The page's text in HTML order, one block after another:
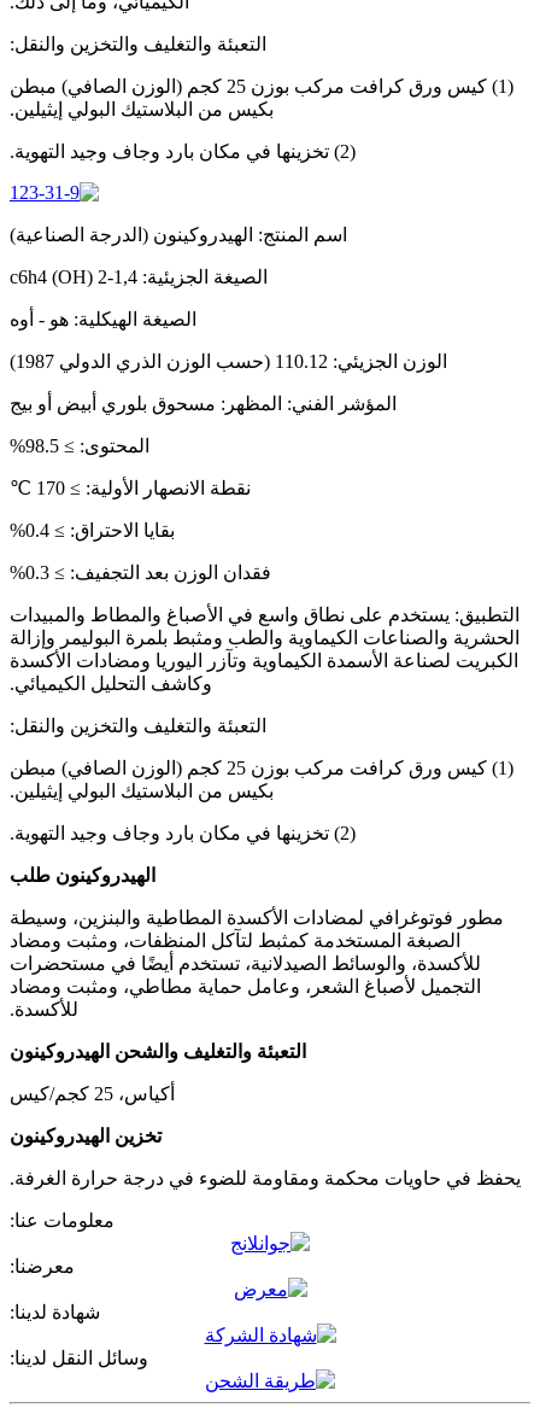
التعبئة والتغليف والتخزين والنقل:
(1) كيس ورق كرافت مركب بوزن 25 كجم (الوزن الصافي) مبطن
بكيس من البلاستيك البولي إيثيلين.
(2) تخزينها في مكان بارد وجاف وجيد التهوية.
اسم المنتج: الهيدروكينون (الدرجة الصناعية)
الصيغة الجزيئية: 1,4-c6h4 (OH) 2
الصيغة الهيكلية: هو - أوه
الوزن الجزيئي: 110.12 (حسب الوزن الذري الدولي 1987)
المؤشر الفني: المظهر: مسحوق بلوري أبيض أو بيج
المحتوى: ≥ 98.5%
نقطة الانصهار الأولية: ≥ 170 ℃
بقايا الاحتراق: ≥ 0.4%
فقدان الوزن بعد التجفيف: ≥ 0.3%
التطبيق: يستخدم على نطاق واسع في الأصباغ والمطاط والمبيدات
الحشرية والصناعات الكيماوية والطب ومثبط بلمرة البوليمر وإزالة
الكبريت لصناعة الأسمدة الكيماوية وتآزر اليوريا ومضادات الأكسدة
وكاشف التحليل الكيميائي.
التعبئة والتغليف والتخزين والنقل:
(1) كيس ورق كرافت مركب بوزن 25 كجم (الوزن الصافي) مبطن
بكيس من البلاستيك البولي إيثيلين.
(2) تخزينها في مكان بارد وجاف وجيد التهوية.
الهيدروكينون طلب
مطور فوتوغرافي لمضادات الأكسدة المطاطية والبنزين، وسيطة
الصبغة المستخدمة كمثبط لتآكل المنظفات، ومثبت ومضاد
للأكسدة، والوسائط الصيدلانية، تستخدم أيضًا في مستحضرات
التجميل لأصباغ الشعر، وعامل حماية مطاطي، ومثبت ومضاد
للأكسدة.
التعبئة والتغليف والشحن الهيدروكينون
أكياس، 25 كجم/كيس
تخزين الهيدروكينون
يحفظ في حاويات محكمة ومقاومة للضوء في درجة حرارة الغرفة.
معلومات عنا:
معرضنا:
شهادة لدينا:
وسائل النقل لدينا: